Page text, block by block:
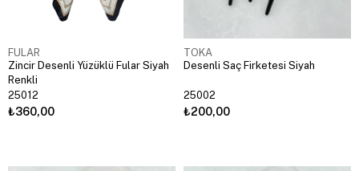
FULAR
Zincir Desenli Yüzüklü Fular Siyah
Renkli
25012
₺360,00
TOKA
Desenli Saç Firketesi Siyah
25002
₺200,00